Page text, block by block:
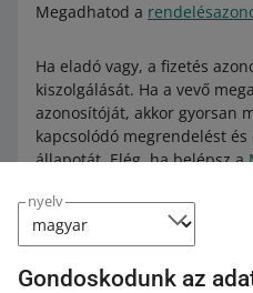
nyelv
Gondoskodunk az
Megadhatod a
Ha eladó vagy, a fizetés
kiszolgálását. Ha a vevő
azonosítóját, akkor gyorsan
kapcsolódó megrendelést
állapotát. Elég, ha belépsz a
Ezt a számot különböző